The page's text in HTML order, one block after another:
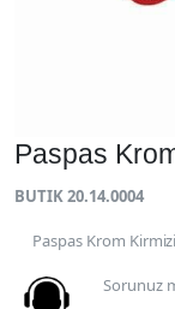
Paspas
BUTIK 20.14.0004
Paspas Krom
Sorunuz